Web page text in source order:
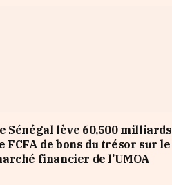
Sénégal lève 60,500 milliards
FCFA de bons du trésor sur le
financier de l’UMOA